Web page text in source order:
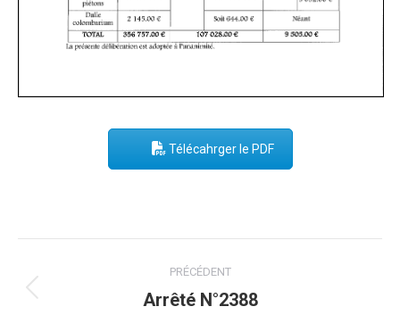
Télécahrger le PDF
navigation
PRÉCÉDENT
Onglet
Arrêté N°2388